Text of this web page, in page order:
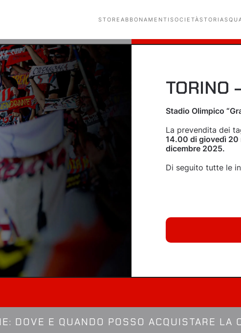
STORE ABBONAMENTI SOCIETÀSTORIA
TORINO
Stadio Olimpico
La prevendita dei
14.00 di giovedì 20
dicembre 2025.
Di seguito tutte le
DOVE E QUANDO POSSO ACQUISTARE LA